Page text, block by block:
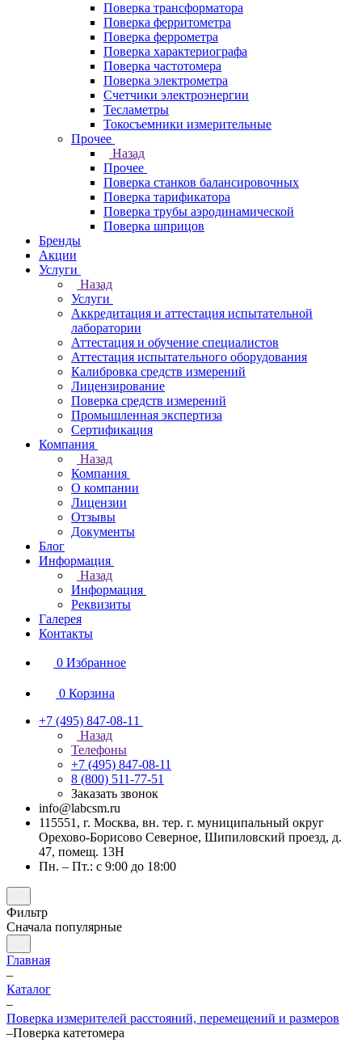
Поверка трансформатора
Поверка ферритометра
Поверка феррометра
Поверка характериографа
Поверка частотомера
Поверка электрометра
Счетчики электроэнергии
Тесламетры
Токосъемники измерительные
Прочее
Назад
Прочее
Поверка станков балансировочных
Поверка тарификатора
Поверка трубы аэродинамической
Поверка шприцов
Бренды
Акции
Услуги
Назад
Услуги
Аккредитация и аттестация испытательной
лаборатории
Аттестация и обучение специалистов
Аттестация испытательного оборудования
Калибровка средств измерений
Лицензирование
Поверка средств измерений
Промышленная экспертиза
Сертификация
Компания
Назад
Компания
О компании
Лицензии
Отзывы
Документы
Блог
Информация
Назад
Информация
Реквизиты
Галерея
Контакты
0 Избранное
0 Корзина
+7 (495) 847-08-11
Назад
Телефоны
+7 (495) 847-08-11
8 (800) 511-77-51
Заказать звонок
info@labcsm.ru
115551, г. Москва, вн. тер. г. муниципальный округ
Орехово-Борисово Северное, Шипиловский проезд, д.
47, помещ. 13Н
Пн. – Пт.: с 9:00 до 18:00
Фильтр
Сначала популярные
Главная
–
Каталог
–
Поверка измерителей расстояний, перемещений и размеров
–Поверка катетомера